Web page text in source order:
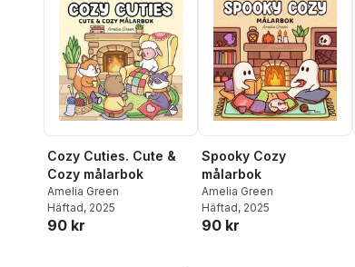
Cozy Cuties. Cute &
Cozy målarbok
Amelia Green
Häftad, 2025
90 kr
Spooky Cozy
målarbok
Amelia Green
Häftad, 2025
90 kr